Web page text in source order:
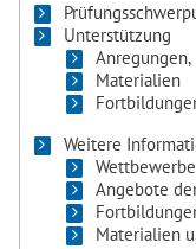
Unterstützung
Anregungen,
Materialien
Weitere
Wettbewerbe
Angebote
Materialien